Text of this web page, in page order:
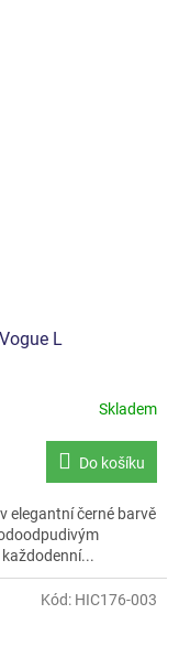
L
Skladem
Do košíku
elegantní černé barvě
Kód: HIC176-003